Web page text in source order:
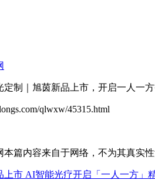
定制｜旭茵新品上市，开启一人一
qlwxw/45315.html
篇内容来自于网络，不为其真实
上市 AI智能光疗开启「一人一方」